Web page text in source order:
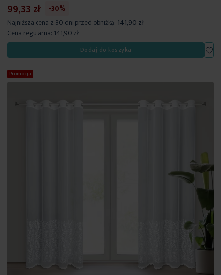
99,33 zł
-30%
Najniższa cena z 30 dni przed obniżką: 141,90 zł
Cena regularna: 141,90 zł
Dodaj do koszyka
Promocja